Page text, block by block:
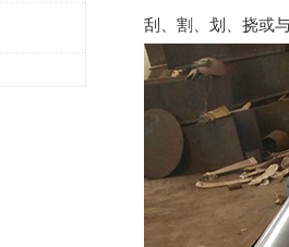
刮、割、划、